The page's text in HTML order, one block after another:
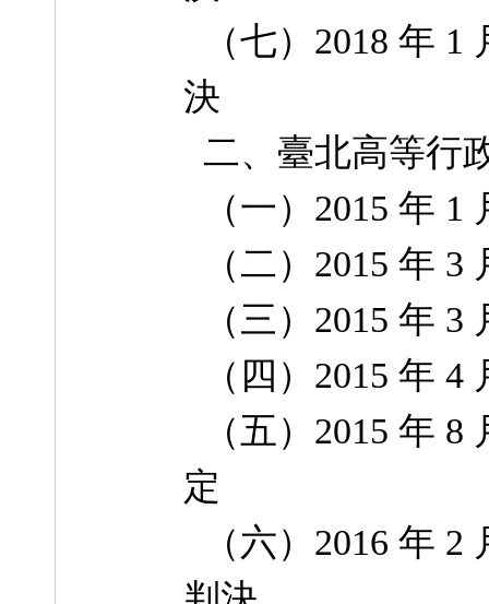
（七）2018 年 1
決
二、臺北高等行
（一）2015 年 1
（二）2015 年 3
（三）2015 年 3
（四）2015 年 4
（五）2015 年 8
定
（六）2016 年 2